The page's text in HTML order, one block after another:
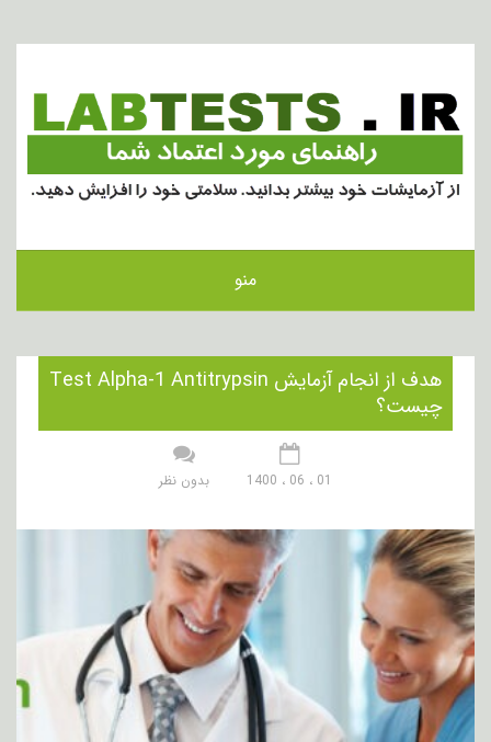
منو
هدف از انجام آزمایش Test Alpha-1 Antitrypsin
چیست؟
01 ، 06 ، 1400 بدون نظر